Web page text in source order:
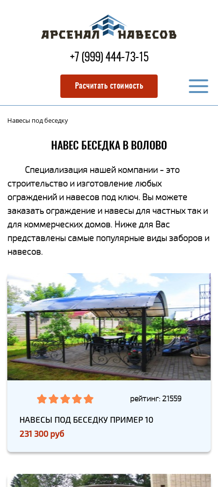
+7 (999) 444-73-15
Расчитать стоимость
Навесы под беседку
НАВЕС БЕСЕДКА В ВОЛОВО
Специализация нашей компании - это
строительство и изготовление любых
ограждений и навесов под ключ. Вы можете
заказать ограждение и навесы для частных так и
для коммерческих домов. Ниже для Вас
представлены самые популярные виды заборов и
навесов.
рейтинг: 21559
НАВЕСЫ ПОД БЕСЕДКУ ПРИМЕР 10
231 300 руб